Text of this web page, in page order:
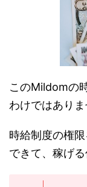
このMildomの
わけではありま
時給制度の権
できて、稼げる